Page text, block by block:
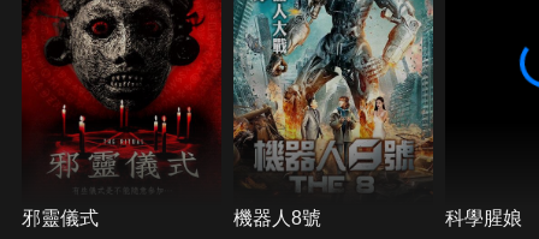
邪靈儀式 機器人8號 科學腥娘